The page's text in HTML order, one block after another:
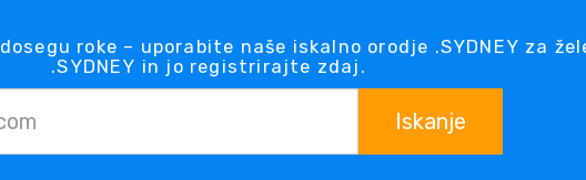
roke – uporabite naše iskalno orodje .SYDNEY za
.SYDNEY in jo registrirajte zdaj.
Iskanje